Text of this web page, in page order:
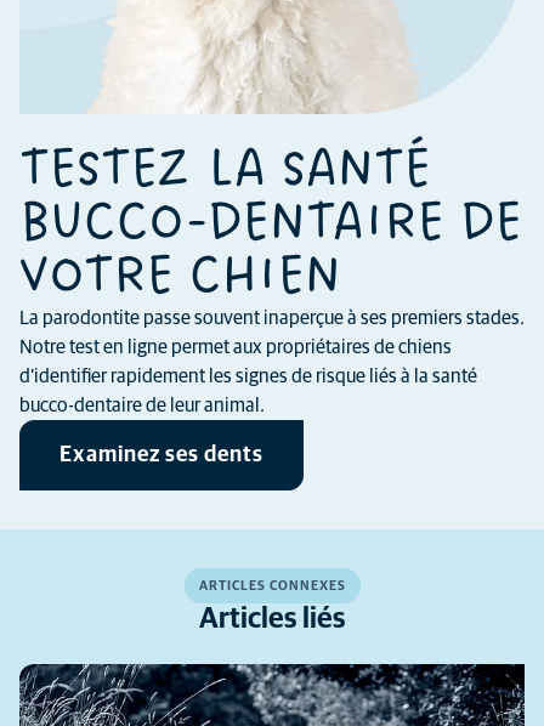
TESTEZ LA SANTÉ
BUCCO-DENTAIRE DE
VOTRE CHIEN
La parodontite passe souvent inaperçue à ses premiers stades.
Notre test en ligne permet aux propriétaires de chiens
d’identifier rapidement les signes de risque liés à la santé
bucco-dentaire de leur animal.
Examinez ses dents
ARTICLES CONNEXES
Articles liés